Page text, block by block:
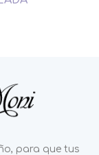
para que tus